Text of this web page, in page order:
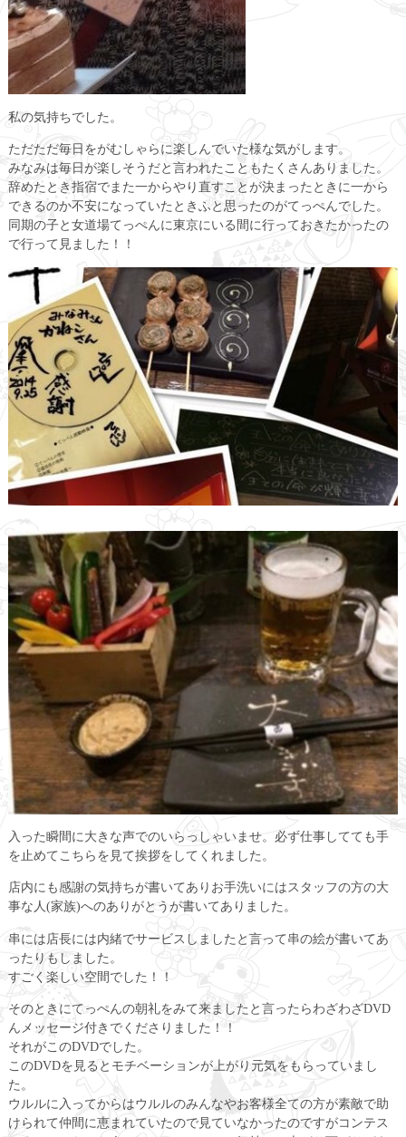
私の気持ちでした。
ただただ毎日をがむしゃらに楽しんでいた様な気がします。
みなみは毎日が楽しそうだと言われたこともたくさんありました。
辞めたとき指宿でまた一からやり直すことが決まったときに一から
できるのか不安になっていたときふと思ったのがてっぺんでした。
同期の子と女道場てっぺんに東京にいる間に行っておきたかったの
で行って見ました！！
入った瞬間に大きな声でのいらっしゃいませ。必ず仕事してても手
を止めてこちらを見て挨拶をしてくれました。
店内にも感謝の気持ちが書いてありお手洗いにはスタッフの方の大
事な人(家族)へのありがとうが書いてありました。
串には店長には内緒でサービスしましたと言って串の絵が書いてあ
ったりもしました。
すごく楽しい空間でした！！
そのときにてっぺんの朝礼をみて来ましたと言ったらわざわざDVD
んメッセージ付きでくださりました！！
それがこのDVDでした。
このDVDを見るとモチベーションが上がり元気をもらっていまし
た。
ウルルに入ってからはウルルのみんなやお客様全ての方が素敵で助
けられて仲間に恵まれていたので見ていなかったのですがコンテス